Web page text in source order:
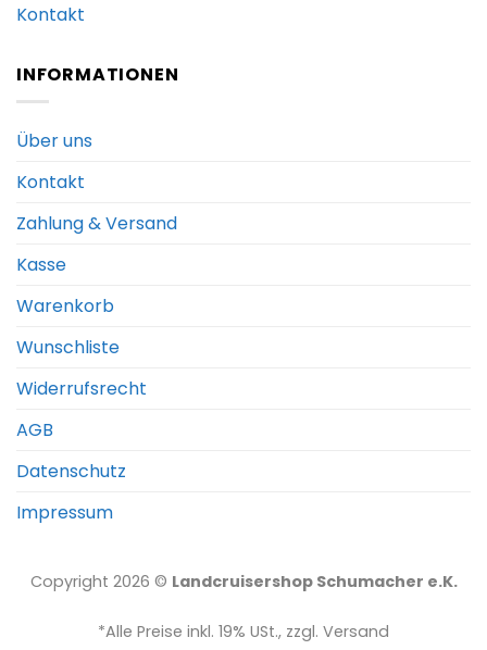
Kontakt
INFORMATIONEN
Über uns
Kontakt
Zahlung & Versand
Kasse
Warenkorb
Wunschliste
Widerrufsrecht
AGB
Datenschutz
Impressum
Copyright 2026 © Landcruisershop Schumacher e.K.
*Alle Preise inkl. 19% USt., zzgl. Versand